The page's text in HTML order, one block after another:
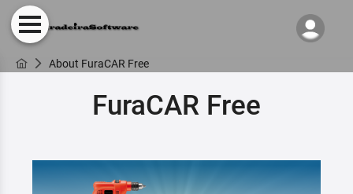
About FuraCAR Free
FuraCAR Free